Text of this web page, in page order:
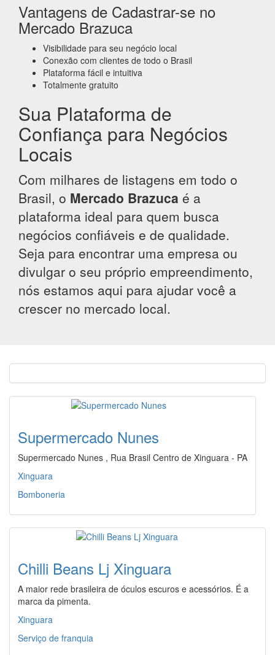
Vantagens de Cadastrar-se no
Mercado Brazuca
Visibilidade para seu negócio local
Conexão com clientes de todo o Brasil
Plataforma fácil e intuitiva
Totalmente gratuito
Sua Plataforma de
Confiança para Negócios
Locais
Com milhares de listagens em todo o
Brasil, o Mercado Brazuca é a
plataforma ideal para quem busca
negócios confiáveis e de qualidade.
Seja para encontrar uma empresa ou
divulgar o seu próprio empreendimento,
nós estamos aqui para ajudar você a
crescer no mercado local.
Supermercado Nunes
Supermercado Nunes , Rua Brasil Centro de Xinguara - PA
Xinguara
Bomboneria
Chilli Beans Lj Xinguara
A maior rede brasileira de óculos escuros e acessórios. É a
marca da pimenta.
Xinguara
Serviço de franquia